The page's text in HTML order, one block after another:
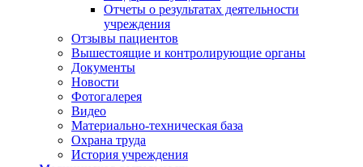
Отчеты о результатах деятельности
учреждения
Отзывы пациентов
Вышестоящие и контролирующие органы
Документы
Новости
Фотогалерея
Видео
Материально-техническая база
Охрана труда
История учреждения